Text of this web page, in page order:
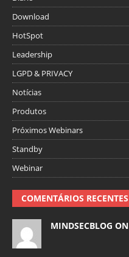
Download
HotSpot
Leadership
LGPD & PRIVACY
Notícias
Produtos
Próximos Webinars
Standby
Webinar
COMENTÁRIOS RECENTES
MINDSECBLOG ON